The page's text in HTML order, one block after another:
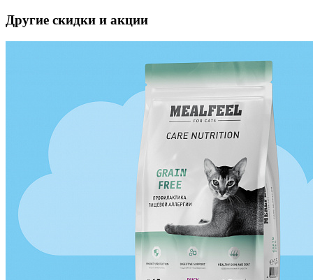
Другие скидки и акции